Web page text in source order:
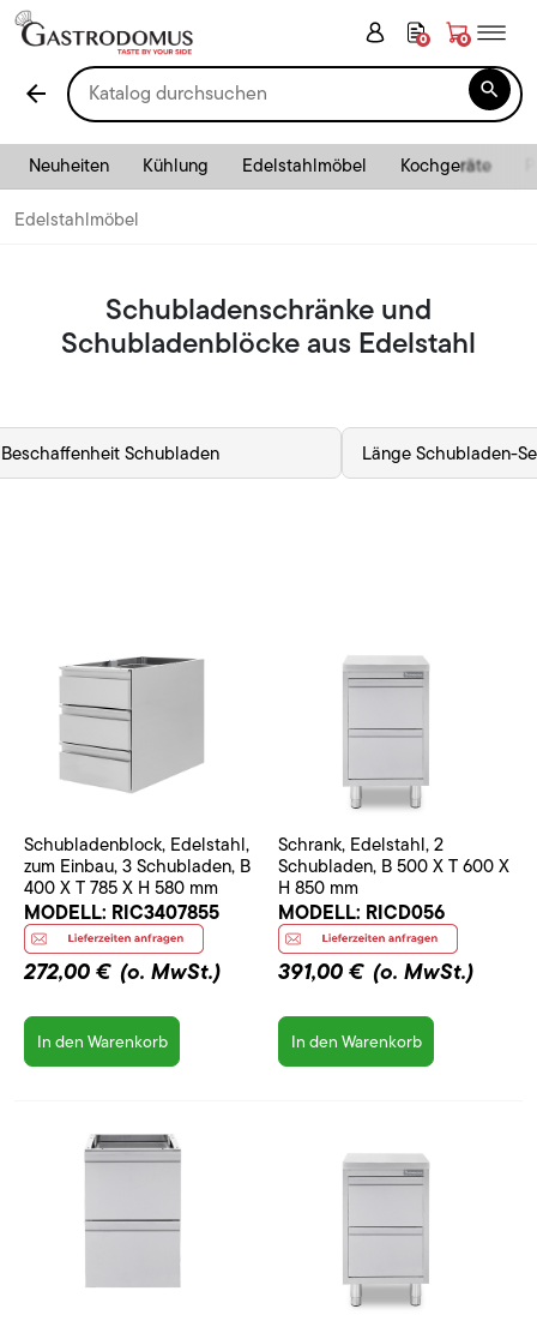
0 0
arrow_back 
Neuheiten Kühlung Edelstahlmöbel Kochgeräte
Edelstahlmöbel
Schubladenschränke und
Schubladenblöcke aus Edelstahl
Beschaffenheit Schubladen Länge Schubladen-
Schubladenblock, Edelstahl,
zum Einbau, 3 Schubladen, B
400 X T 785 X H 580 mm
MODELL: RIC3407855
272,00 € (o. MwSt.)
In den Warenkorb
Schrank, Edelstahl, 2
Schubladen, B 500 X T 600 X
H 850 mm
MODELL: RICD056
391,00 € (o. MwSt.)
In den Warenkorb